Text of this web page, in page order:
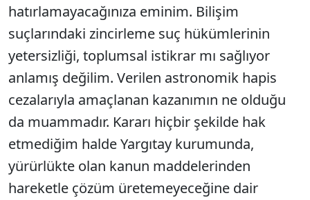
hatırlamayacağınıza eminim. Bilişim
suçlarındaki zincirleme suç hükümlerinin
yetersizliği, toplumsal istikrar mı sağlıyor
anlamış değilim. Verilen astronomik hapis
cezalarıyla amaçlanan kazanımın ne olduğu
da muammadır. Kararı hiçbir şekilde hak
etmediğim halde Yargıtay kurumunda,
yürürlükte olan kanun maddelerinden
hareketle çözüm üretemeyeceğine dair